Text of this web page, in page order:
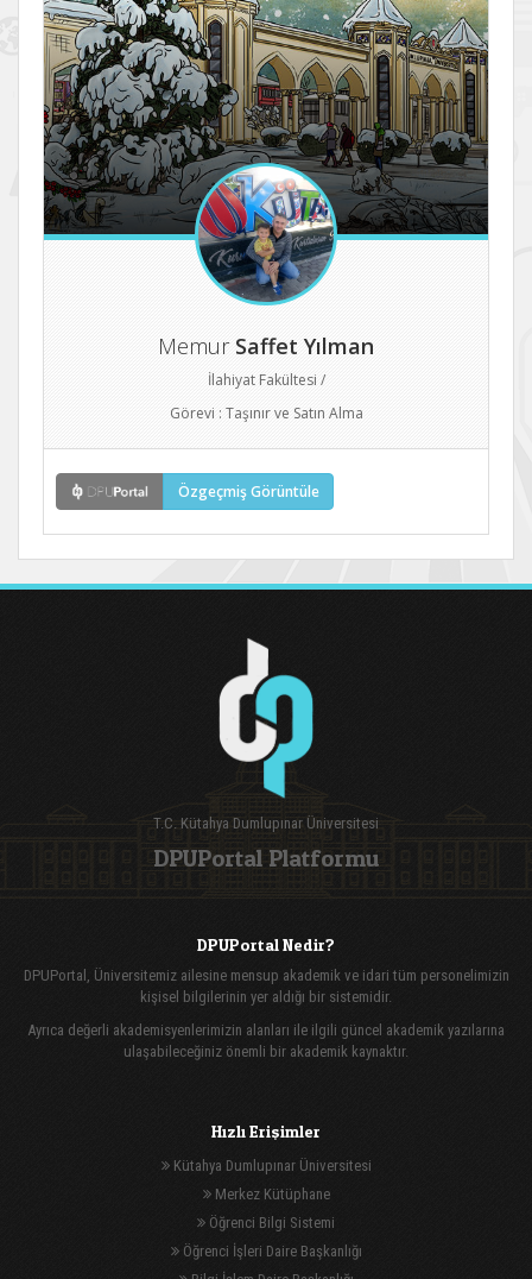
Memur Saffet Yılman
İlahiyat Fakültesi /
Görevi : Taşınır ve Satın Alma
Özgeçmiş Görüntüle
T.C. Kütahya Dumlupınar Üniversitesi
DPUPortal Platformu
DPUPortal Nedir?
DPUPortal, Üniversitemiz ailesine mensup akademik ve idari tüm personelimizin
kişisel bilgilerinin yer aldığı bir sistemidir.
Ayrıca değerli akademisyenlerimizin alanları ile ilgili güncel akademik yazılarına
ulaşabileceğiniz önemli bir akademik kaynaktır.
Hızlı Erişimler
Kütahya Dumlupınar Üniversitesi
Merkez Kütüphane
Öğrenci Bilgi Sistemi
Öğrenci İşleri Daire Başkanlığı